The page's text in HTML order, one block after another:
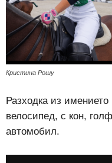
Кристина Рошу
Разходка из
велосипед, с кон,
автомобил.